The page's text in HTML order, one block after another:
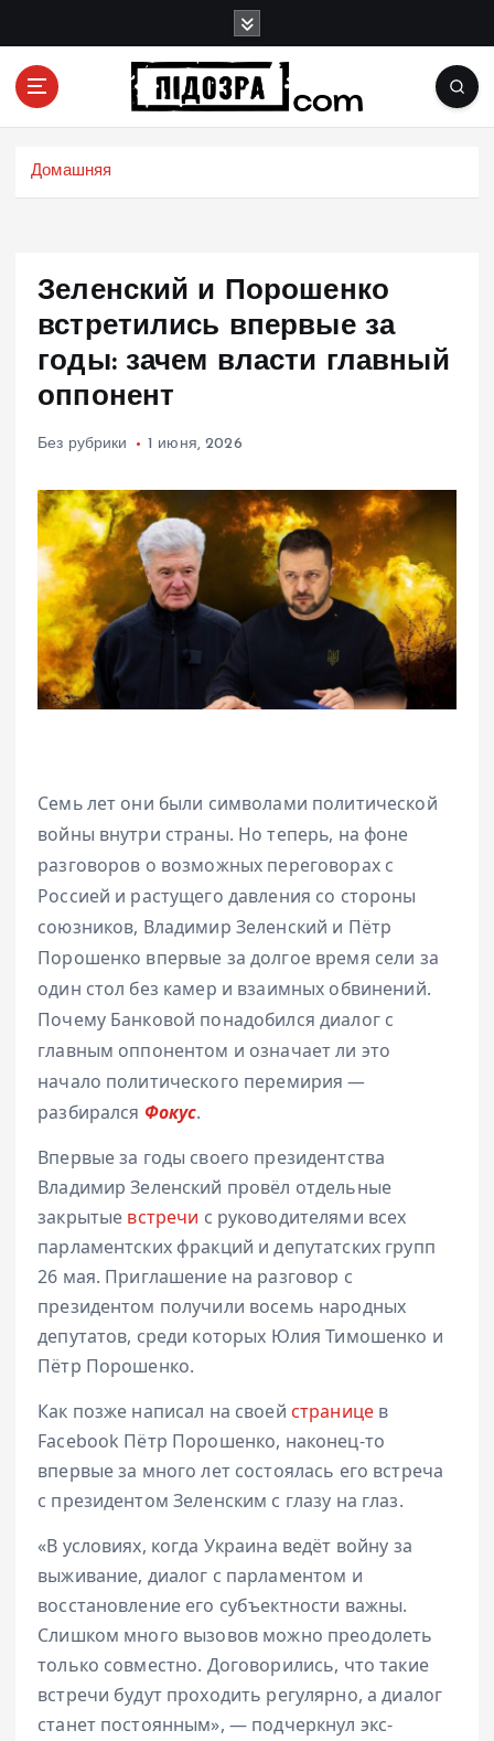
Подозрения и факты преступных действий в
Домашняя
Зеленский и Порошенко
встретились впервые за
годы: зачем власти главный
оппонент
Без рубрики 1 июня, 2026
Семь лет они были символами политической
войны внутри страны. Но теперь, на фоне
разговоров о возможных переговорах с
Россией и растущего давления со стороны
союзников, Владимир Зеленский и Пётр
Порошенко впервые за долгое время сели за
один стол без камер и взаимных обвинений.
Почему Банковой понадобился диалог с
главным оппонентом и означает ли это
начало политического перемирия —
разбирался Фокус.
Впервые за годы своего президентства
Владимир Зеленский провёл отдельные
закрытые встречи с руководителями всех
парламентских фракций и депутатских групп
26 мая. Приглашение на разговор с
президентом получили восемь народных
депутатов, среди которых Юлия Тимошенко и
Пётр Порошенко.
Как позже написал на своей странице в
Facebook Пётр Порошенко, наконец-то
впервые за много лет состоялась его встреча
с президентом Зеленским с глазу на глаз.
«В условиях, когда Украина ведёт войну за
выживание, диалог с парламентом и
восстановление его субъектности важны.
Слишком много вызовов можно преодолеть
только совместно. Договорились, что такие
встречи будут проходить регулярно, а диалог
станет постоянным», — подчеркнул экс-